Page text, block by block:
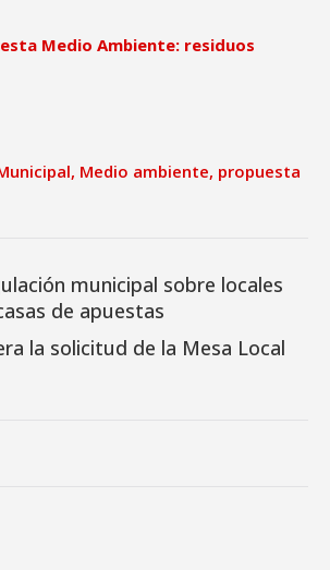
Medio Ambiente: residuos
, Medio ambiente, propuesta
municipal sobre locales
de apuestas
la solicitud de la Mesa Local